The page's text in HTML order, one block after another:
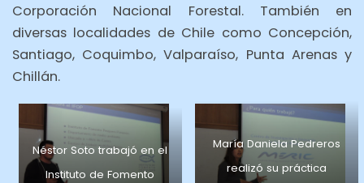
Corporación Nacional Forestal. También en
diversas localidades de Chile como Concepción,
Santiago, Coquimbo, Valparaíso, Punta Arenas y
Chillán.
Néstor Soto trabajó en el
Instituto de Fomento
María Daniela Pedreros
realizó su práctica